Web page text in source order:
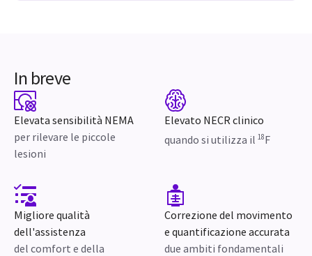
In breve
Elevata sensibilità NEMA
per rilevare le piccole
lesioni
Elevato NECR clinico
quando si utilizza il 18F
Migliore qualità
dell'assistenza
del comfort e della
Correzione del movimento
e quantificazione accurata
due ambiti fondamentali